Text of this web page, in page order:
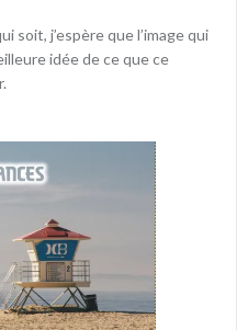
soit, j’espère que l’image qui
idée de ce que ce